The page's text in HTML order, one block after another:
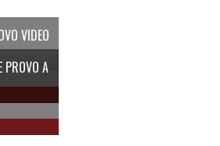
VIDEO
PROVO A